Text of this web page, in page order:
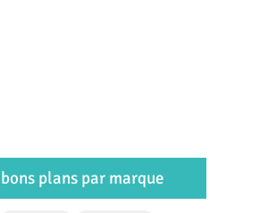
plans par marque